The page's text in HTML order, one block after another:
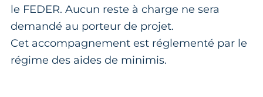
le FEDER. Aucun reste à charge ne sera
demandé au porteur de projet.
Cet accompagnement est réglementé par le
régime des aides de minimis.